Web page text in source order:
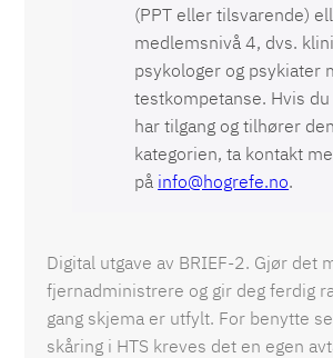
(PPT eller tilsvarende)
medlemsnivå 4, dvs.
psykologer og psykiater
testkompetanse. Hvis
har tilgang og tilhører
kategorien, ta kontakt
på info@hogrefe.no.
Digital utgave av BRIEF-2. Gjør det
fjernadministrere og gir deg ferdig
gang skjema er utfylt. For benytte
skåring i HTS kreves det en egen